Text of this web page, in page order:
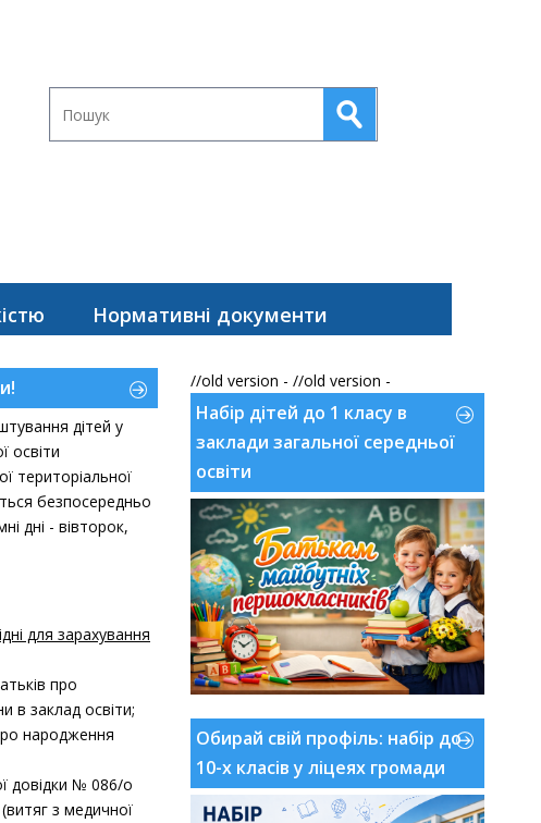
Нормативні документи
//old version -
дітей у
освіти
територіальної
безпосередньо
дні - вівторок,
для зарахування
про
в заклад освіти;
народження
довідки № 086/о
з медичної
//old version -
Набір дітей до 1 класу в
заклади загальної середньої
освіти
Обирай свій профіль: набір до
10-х класів у ліцеях громади